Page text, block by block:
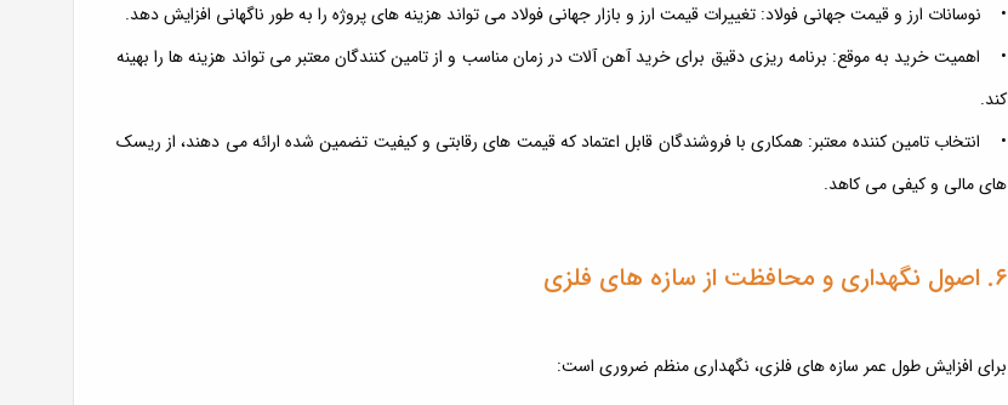
• نوسانات ارز و قیمت جهانی فولاد: تغییرات قیمت ارز و بازار جهانی فولاد می تواند هزینه های پروژه را به طور ناگهانی افزایش دهد.
• اهمیت خرید به موقع: برنامه ریزی دقیق برای خرید آهن آلات در زمان مناسب و از تامین کنندگان معتبر می تواند هزینه ها را بهینه
کند.
• انتخاب تامین کننده معتبر: همکاری با فروشندگان قابل اعتماد که قیمت های رقابتی و کیفیت تضمین شده ارائه می دهند، از ریسک
های مالی و کیفی می کاهد.
۶. اصول نگهداری و محافظت از سازه های فلزی
برای افزایش طول عمر سازه های فلزی، نگهداری منظم ضروری است: